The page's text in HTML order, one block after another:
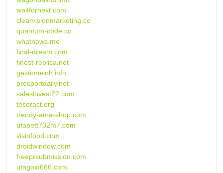
waitfornext.com
clearvisionmarketing.co
quantum-code.co
whatnews.me
final-dream.com
finest-replica.net
gestioneinh.info
prosportdaily.net
salesinvest22.com
teseract.org
trendy-ama-shop.com
ufabett732m7.com
visiofood.com
droidwindow.com
freeprsubmission.com
ufagold666.com